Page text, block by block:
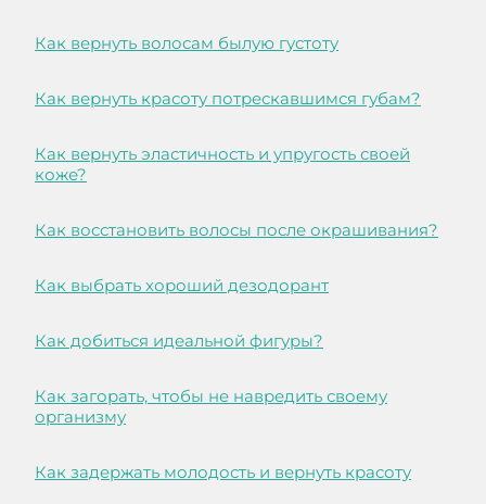
Как вернуть волосам былую густоту
Как вернуть красоту потрескавшимся губам?
Как вернуть эластичность и упругость своей
коже?
Как восстановить волосы после окрашивания?
Как выбрать хороший дезодорант
Как добиться идеальной фигуры?
Как загорать, чтобы не навредить своему
организму
Как задержать молодость и вернуть красоту